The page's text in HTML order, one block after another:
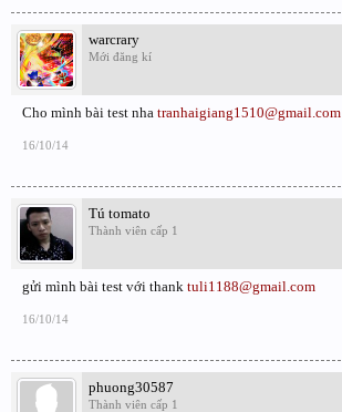
warcrary
Mới đăng kí
Cho mình bài test nha tranhaigiang1510@gmail.com
16/10/14
Tú tomato
Thành viên cấp 1
gửi mình bài test với thank tuli1188@gmail.com
16/10/14
phuong30587
Thành viên cấp 1